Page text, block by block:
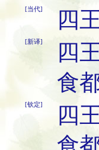
[当代] 四
[新译]
四
食
[钦定]
四